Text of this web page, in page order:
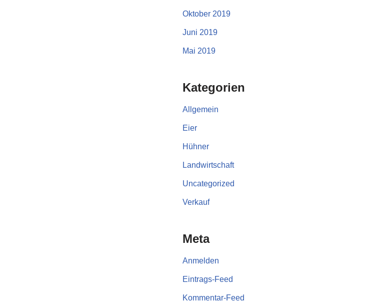
Oktober 2019
Juni 2019
Mai 2019
Kategorien
Allgemein
Eier
Hühner
Landwirtschaft
Uncategorized
Verkauf
Meta
Anmelden
Eintrags-Feed
Kommentar-Feed